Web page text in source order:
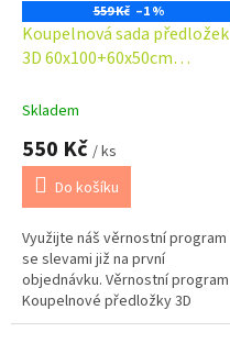
559 Kč –1 %
Koupelnová sada předložek
3D 60x100+60x50cm
Skladem
550 Kč / ks
Do košíku
Využijte náš věrnostní program
se slevami již na první
objednávku. Věrnostní program
Koupelnové předložky 3D
okouzlí svým fototiskem,